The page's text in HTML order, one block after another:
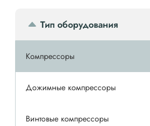
Тип оборудования
Компрессоры
Дожимные компрессоры
Винтовые компрессоры